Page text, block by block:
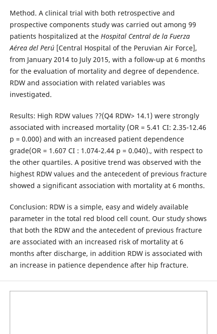
Method. A clinical trial with both retrospective and
prospective components study was carried out among 99
patients hospitalized at the Hospital Central de la Fuerza
Aérea del Perú[Central Hospital of the Peruvian Air Force],
from January 2014 to July 2015, with a follow-up at 6 months
for the evaluation of mortality and degree of dependence.
RDW and association with related variables was
investigated.
Results: High RDW values ??(Q4 RDW> 14.1) were strongly
associated with increased mortality (OR = 5.41 CI: 2.35-12.46
p = 0.000) and with an increased patient dependence
grade(OR = 1.607 CI : 1.074-2.44 p = 0.040)., with respect to
the other quartiles. A positive trend was observed with the
highest RDW values and the antecedent of previous fracture
showed a significant association with mortality at 6 months.
Conclusion: RDW is a simple, easy and widely available
parameter in the total red blood cell count. Our study shows
that both the RDW and the antecedent of previous fracture
are associated with an increased risk of mortality at 6
months after discharge, in addition RDW is associated with
an increase in patience dependence after hip fracture.